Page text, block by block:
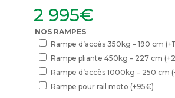
2 995€
NOS RAMPES
Rampe d’accès 350kg – 190 cm (+
Rampe pliante 450kg – 227 cm (+
Rampe d’accès 1000kg – 250 cm
Rampe pour rail moto (+95€)